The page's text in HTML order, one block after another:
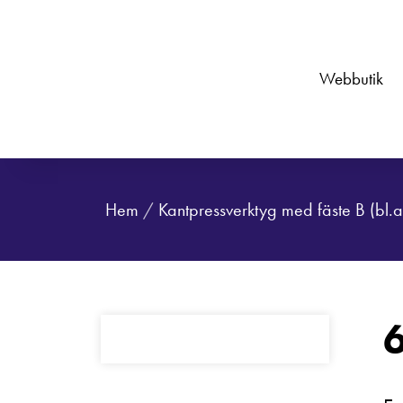
Webbutik
Hem / Kantpressverktyg med fäste B